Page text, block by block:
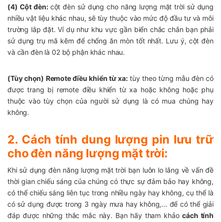
(4) Cột đèn: cột đèn sử dụng cho năng lượng mặt trời sử dụng
nhiều vật liệu khác nhau, sẽ tùy thuộc vào mức độ đầu tư và môi
trường lắp đặt. Ví dụ như khu vực gần biển chắc chắn bạn phải
sử dụng trụ mã kẽm để chống ăn mòn tốt nhất. Lưu ý, cột đèn
và cần đèn là 02 bộ phận khác nhau.
(Tùy chọn) Remote điều khiển từ xa: tùy theo từng mẫu đèn có
được trang bị remote điều khiển từ xa hoặc không hoặc phụ
thuộc vào tùy chọn của người sử dụng là có mua chúng hay
không.
2. Cách tính dung lượng pin lưu trữ
cho đèn năng lượng mặt trời:
Khi sử dụng đèn năng lượng mặt trời bạn luôn lo lắng về vấn đề
thời gian chiếu sáng của chúng có thực sự đảm bảo hay không,
có thể chiếu sáng liên tục trong nhiều ngày hay không, cụ thể là
có sử dụng được trong 3 ngày mưa hay không,... để có thể giải
đáp được những thắc mắc này. Bạn hãy tham khảo cách tính